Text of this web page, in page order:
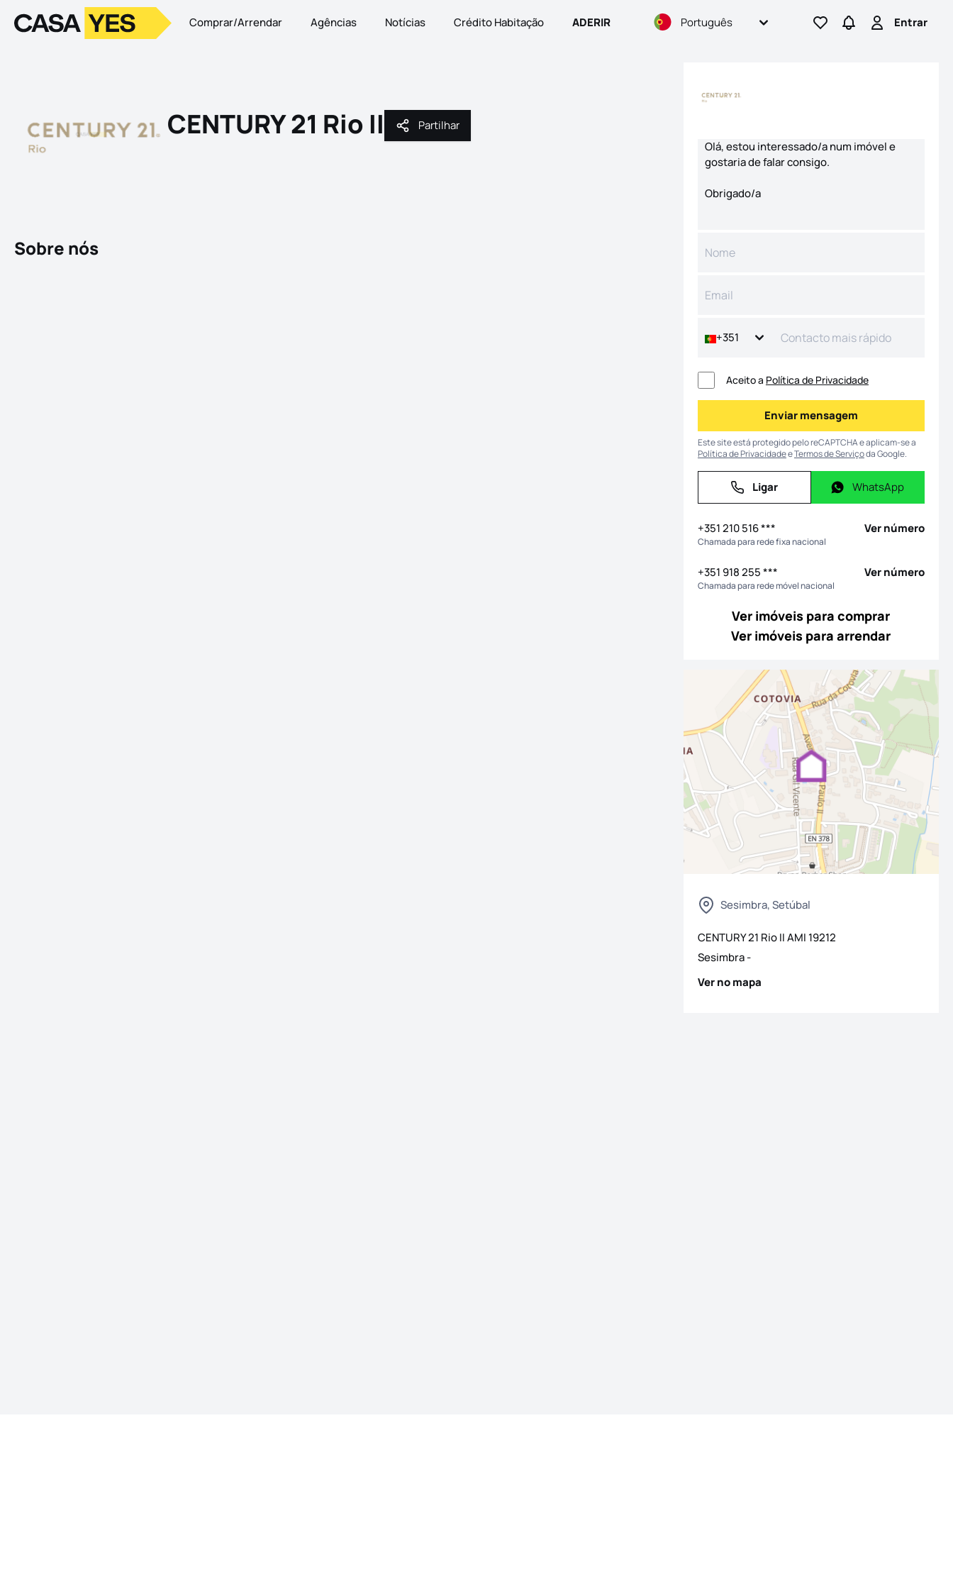
LogoIr para a homepage Comprar/Arrendar Agências Notícias Crédito Habitação ADERIR Português Ir para os favoritos
Ir para pesquisas
Entrar
Entrar
CENTURY 21 Rio II Partilhar
Partilhar
Sobre nós
+351
Aceito a Política de Privacidade
Enviar mensagem
Enviar mensagem
Este site está protegido pelo reCAPTCHA e aplicam-se a
Política de PrivacidadeeTermos de Serviçoda Google.
Ligar
Ligar WhatsApp
WhatsApp
+351 210 516 *** Ver número
Chamada para rede fixa nacional
+351 918 255 *** Ver número
Chamada para rede móvel nacional
Ver imóveis para comprar
Ver imóveis para arrendar
Sesimbra, Setúbal
CENTURY 21 Rio IIAMI 19212
Sesimbra-
Ver no mapa